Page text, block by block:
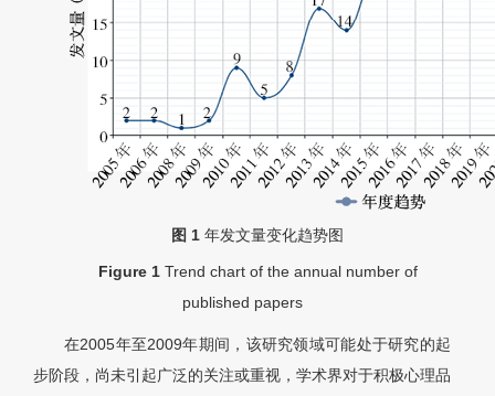
图 1 年发文量变化趋势图
Figure 1 Trend chart of the annual number of
published papers
在2005年至2009年期间，该研究领域可能处于研究的起
步阶段，尚未引起广泛的关注或重视，学术界对于积极心理品